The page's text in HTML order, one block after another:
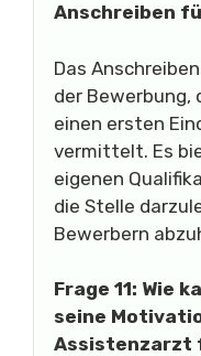
Anschreiben
Das
der Bewerbung,
einen ersten
vermittelt. Es
eigenen
die Stelle
Bewerbern
Frage 11: Wie
seine
Assistenzarzt